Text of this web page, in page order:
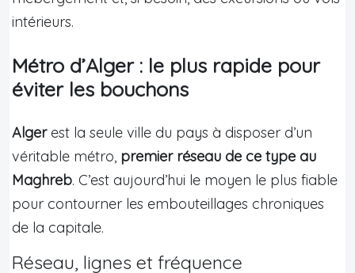
intérieurs.
Métro d’Alger : le plus rapide pour
éviter les bouchons
Algerest la seule ville du pays à disposer d’un
véritable métro, premier réseau de ce type au
Maghreb. C’est aujourd’hui le moyen le plus fiable
pour contourner les embouteillages chroniques
de la capitale.
Réseau, lignes et fréquence